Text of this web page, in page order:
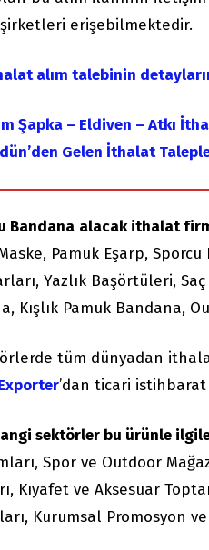
erişebilmektedir.
alım talebinin
Şapka – Eldiven – Atkı
Gelen İthalat
Bandana alacak ithalat
Pamuk Eşarp,
Yazlık Başörtüleri,
Kışlık Pamuk Bandana,
tüm dünyadan
’dan ticari
sektörler bu ürünle
Spor ve Outdoor
Kıyafet ve Aksesuar
Kurumsal Promosyon